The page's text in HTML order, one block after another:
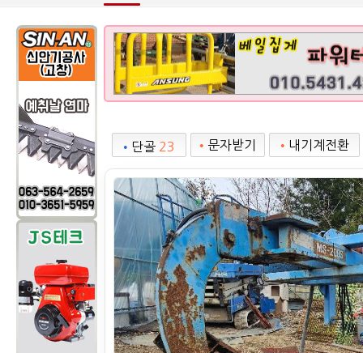
• 단골 23 • 문자받기 • 내기계전환